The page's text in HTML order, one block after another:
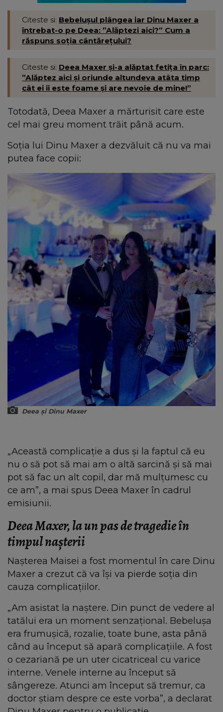
Citeste si: Bebelușul plângea iar Dinu Maxer a
întrebat-o pe Deea: ”Alăptezi aici?” Cum a
răspuns soția cântărețului?
Citeste si: Deea Maxer și-a alăptat fetița în parc:
”Alăptez aici și oriunde altundeva atâta timp
cât ei ii este foame și are nevoie de mine!”
Totodată, Deea Maxer a mărturisit care este
cel mai greu moment trăit până acum.
Soția lui Dinu Maxer a dezvăluit că nu va mai
putea face copii:
Deea și Dinu Maxer
„Această complicaţie a dus şi la faptul că eu
nu o să pot să mai am o altă sarcină şi să mai
pot să fac un alt copil, dar mă mulţumesc cu
ce am”, a mai spus Deea Maxer în cadrul
emisiunii.
Deea Maxer, la un pas de tragedie în
timpul nașterii
Nașterea Maisei a fost momentul în care Dinu
Maxer a crezut că va își va pierde soția din
cauza complicațiilor.
„Am asistat la naștere. Din punct de vedere al
tatălui era un moment senzațional. Bebelușa
era frumușică, rozalie, toate bune, asta până
când au început să apară complicațiile. A fost
o cezariană pe un uter cicatriceal cu varice
interne. Venele interne au început să
sângereze. Atunci am început să tremur, ca
doctor știam despre ce este vorba”, a declarat